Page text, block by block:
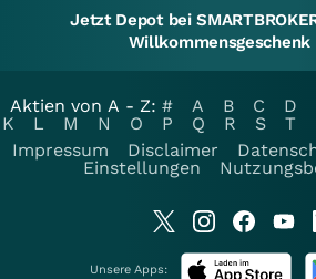
Jetzt Depot bei
Willkommensgeschenk
Aktien von A - Z: # A B C D
K
L M N O P Q R S T
Impressum
Disclaimer
Einstellungen
Unsere Apps: